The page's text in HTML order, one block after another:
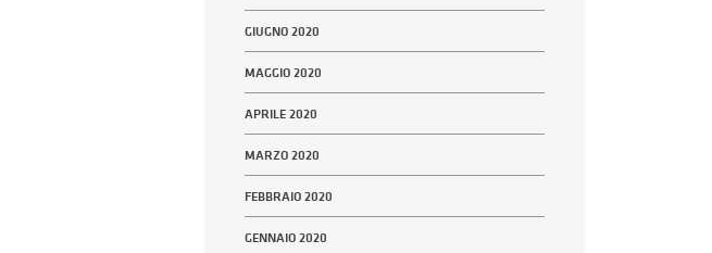
GIUGNO 2020
MAGGIO 2020
APRILE 2020
MARZO 2020
FEBBRAIO 2020
GENNAIO 2020